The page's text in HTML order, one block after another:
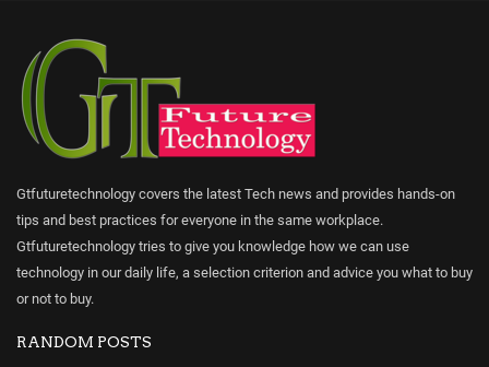
Gtfuturetechnology covers the latest Tech news and provides hands-on
tips and best practices for everyone in the same workplace.
Gtfuturetechnology tries to give you knowledge how we can use
technology in our daily life, a selection criterion and advice you what to buy
or not to buy.
RANDOM POSTS